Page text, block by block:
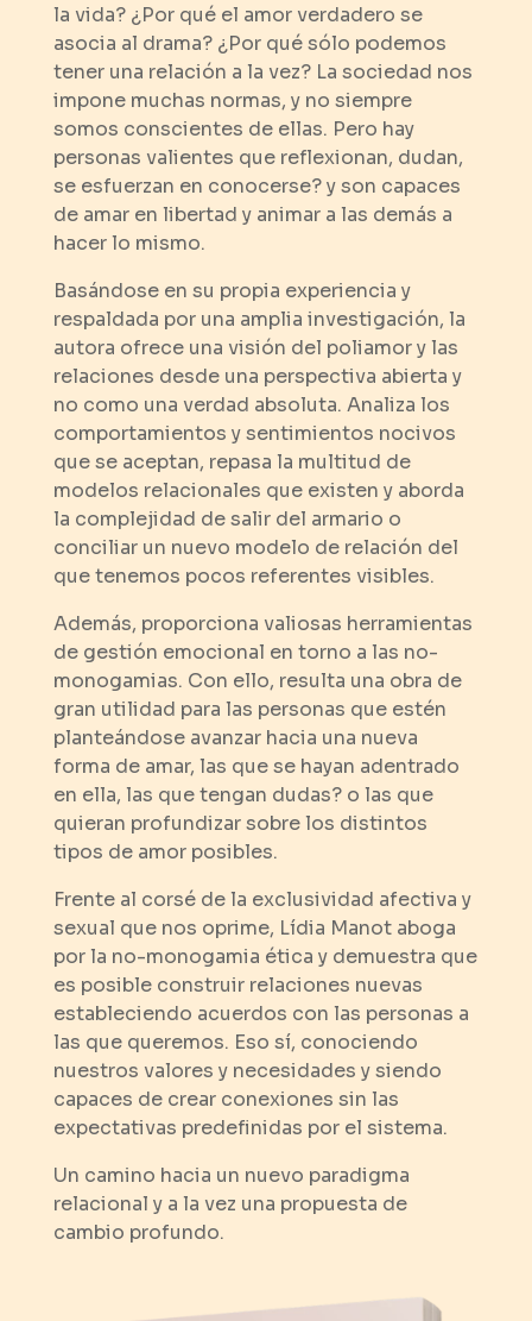
la vida? ¿Por qué el amor verdadero se
asocia al drama? ¿Por qué sólo podemos
tener una relación a la vez? La sociedad nos
impone muchas normas, y no siempre
somos conscientes de ellas. Pero hay
personas valientes que reflexionan, dudan,
se esfuerzan en conocerse? y son capaces
de amar en libertad y animar a las demás a
hacer lo mismo.
Basándose en su propia experiencia y
respaldada por una amplia investigación, la
autora ofrece una visión del poliamor y las
relaciones desde una perspectiva abierta y
no como una verdad absoluta. Analiza los
comportamientos y sentimientos nocivos
que se aceptan, repasa la multitud de
modelos relacionales que existen y aborda
la complejidad de salir del armario o
conciliar un nuevo modelo de relación del
que tenemos pocos referentes visibles.
Además, proporciona valiosas herramientas
de gestión emocional en torno a las no-
monogamias. Con ello, resulta una obra de
gran utilidad para las personas que estén
planteándose avanzar hacia una nueva
forma de amar, las que se hayan adentrado
en ella, las que tengan dudas? o las que
quieran profundizar sobre los distintos
tipos de amor posibles.
Frente al corsé de la exclusividad afectiva y
sexual que nos oprime, Lídia Manot aboga
por la no-monogamia ética y demuestra que
es posible construir relaciones nuevas
estableciendo acuerdos con las personas a
las que queremos. Eso sí, conociendo
nuestros valores y necesidades y siendo
capaces de crear conexiones sin las
expectativas predefinidas por el sistema.
Un camino hacia un nuevo paradigma
relacional y a la vez una propuesta de
cambio profundo.